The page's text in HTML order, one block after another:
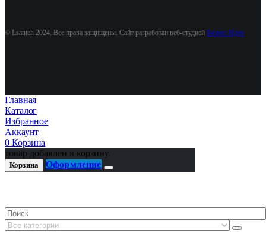
© Lsanteh 2024. Все права защищены. Сайт разработан веб-студией Бизнес Идея
Главная
Каталог
Избранное
Аккаунт
0 Корзина
товар добавлен в корзину.
Корзина Оформление